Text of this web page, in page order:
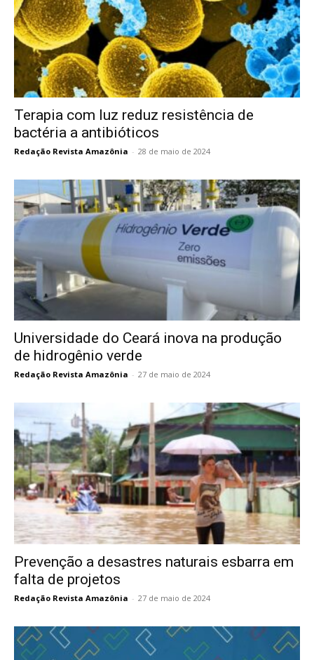
Terapia com luz reduz resistência de
bactéria a antibióticos
Redação Revista Amazônia - 28 de maio de 2024
Universidade do Ceará inova na produção
de hidrogênio verde
Redação Revista Amazônia - 27 de maio de 2024
Prevenção a desastres naturais esbarra em
falta de projetos
Redação Revista Amazônia - 27 de maio de 2024